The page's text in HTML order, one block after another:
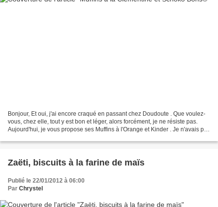
Bonjour, Et oui, j'ai encore craqué en passant chez Doudoute . Que voulez-
vous, chez elle, tout y est bon et léger, alors forcément, je ne résiste pas.
Aujourd'hui, je vous propose ses Muffins à l'Orange et Kinder . Je n'avais pas
Zaëti, biscuits à la farine de maïs
Publié le 22/01/2012 à 06:00
Par Chrystel